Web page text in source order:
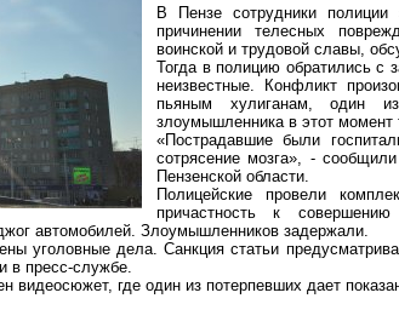
В Пензе сотрудники полиции
причинении телесных
воинской и трудовой славы,
Тогда в полицию обратились с
неизвестные. Конфликт
пьяным хулиганам, один
злоумышленника в этот момент
«Пострадавшие были
сотрясение мозга», -
Пензенской области.
Полицейские провели
причастность к
автомобилей. Злоумышленников задержали.
уголовные дела. Санкция статьи
в пресс-службе.
видеосюжет, где один из потерпевших дает